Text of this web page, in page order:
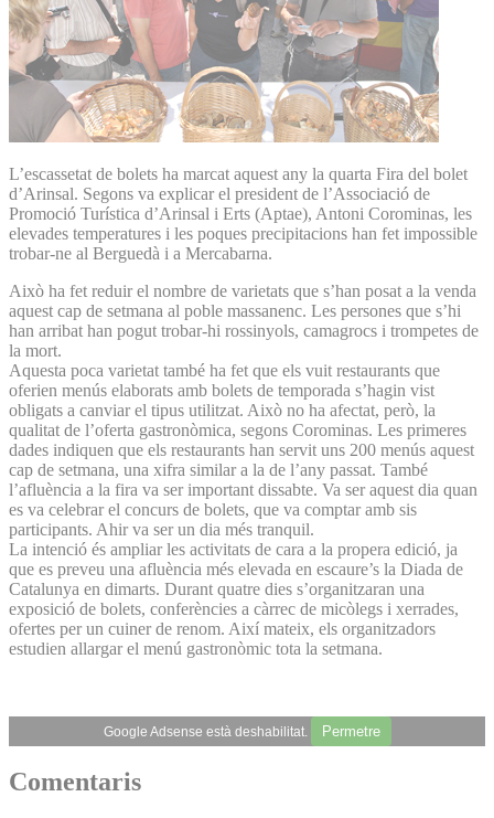
L’escassetat de bolets ha marcat aquest any la quarta Fira del bolet
d’Arinsal. Segons va explicar el president de l’Associació de
Promoció Turística d’Arinsal i Erts (Aptae), Antoni Corominas, les
elevades temperatures i les poques precipitacions han fet impossible
trobar-ne al Berguedà i a Mercabarna.
Això ha fet reduir el nombre de varietats que s’han posat a la venda
aquest cap de setmana al poble massanenc. Les persones que s’hi
han arribat han pogut trobar-hi rossinyols, camagrocs i trompetes de
la mort.
Aquesta poca varietat també ha fet que els vuit restaurants que
oferien menús elaborats amb bolets de temporada s’hagin vist
obligats a canviar el tipus utilitzat. Això no ha afectat, però, la
qualitat de l’oferta gastronòmica, segons Corominas. Les primeres
dades indiquen que els restaurants han servit uns 200 menús aquest
cap de setmana, una xifra similar a la de l’any passat. També
l’afluència a la fira va ser important dissabte. Va ser aquest dia quan
es va celebrar el concurs de bolets, que va comptar amb sis
participants. Ahir va ser un dia més tranquil.
La intenció és ampliar les activitats de cara a la propera edició, ja
que es preveu una afluència més elevada en escaure’s la Diada de
Catalunya en dimarts. Durant quatre dies s’organitzaran una
exposició de bolets, conferències a càrrec de micòlegs i xerrades,
ofertes per un cuiner de renom. Així mateix, els organitzadors
estudien allargar el menú gastronòmic tota la setmana.
Google Adsense està deshabilitat. Permetre
Comentaris